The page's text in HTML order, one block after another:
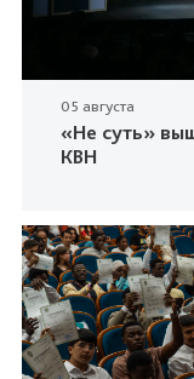
05 августа
«Не суть»
КВН